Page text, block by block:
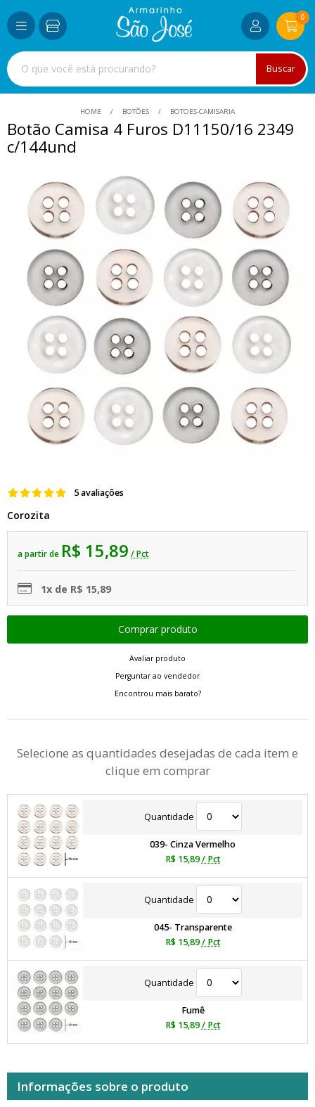
Buscar
0
HOME BOTÕES BOTOES-CAMISARIA
Botão Camisa 4 Furos D11150/16 2349
c/144und
5 avaliações
Corozita
a partir de R$ 15,89 / Pct
1x de R$ 15,89
Avaliar produto
Perguntar ao vendedor
Encontrou mais barato?
Selecione as quantidades desejadas de cada item e
clique em comprar
Quantidade
039- Cinza Vermelho
R$ 15,89 / Pct
Quantidade
045- Transparente
R$ 15,89 / Pct
Quantidade
Fumê
R$ 15,89 / Pct
Informações sobre o produto